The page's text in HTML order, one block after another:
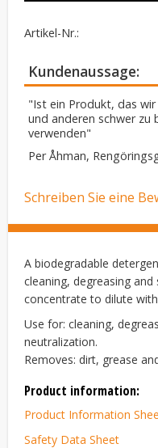
Artikel-Nr.
Kundenaussage
"Ist ein Produkt, das
und anderen schwer zu
verwenden"
Per Åhman,
Schreiben Sie eine
A biodegradable
cleaning, degreasing
concentrate to dilute
Use for: cleaning,
neutralization.
Removes: dirt, grease
Product information:
Product Information
Safety Data Sheet